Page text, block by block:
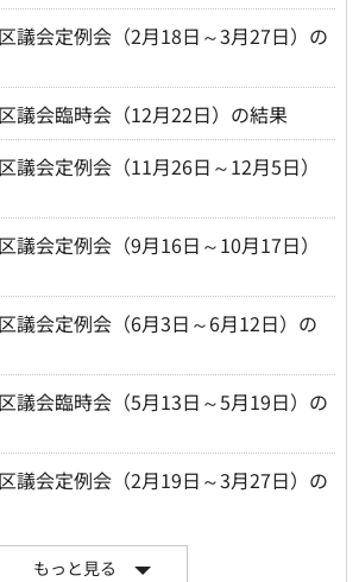
議会定例会（2月18日～3月27日）の
議会臨時会（12月22日）の結果
議会定例会（11月26日～12月5日）
議会定例会（9月16日～10月17日）
議会定例会（6月3日～6月12日）の
議会臨時会（5月13日～5月19日）の
議会定例会（2月19日～3月27日）の
もっと見る